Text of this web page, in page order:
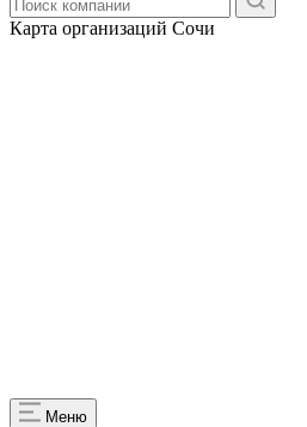
Карта организаций Сочи
Меню